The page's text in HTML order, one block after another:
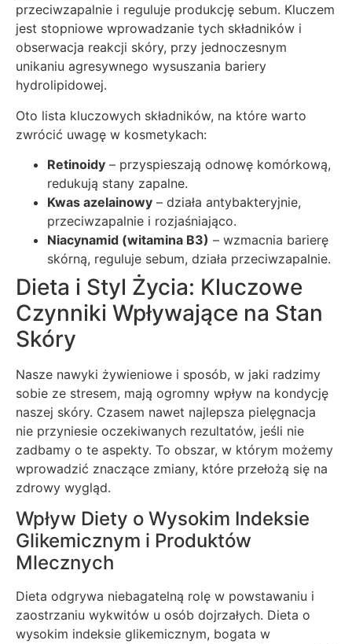
przeciwzapalnie i reguluje produkcję sebum. Kluczem
jest stopniowe wprowadzanie tych składników i
obserwacja reakcji skóry, przy jednoczesnym
unikaniu agresywnego wysuszania bariery
hydrolipidowej.
Oto lista kluczowych składników, na które warto
zwrócić uwagę w kosmetykach:
Retinoidy – przyspieszają odnowę komórkową,
redukują stany zapalne.
Kwas azelainowy – działa antybakteryjnie,
przeciwzapalnie i rozjaśniająco.
Niacynamid (witamina B3) – wzmacnia barierę
skórną, reguluje sebum, działa przeciwzapalnie.
Dieta i Styl Życia: Kluczowe
Czynniki Wpływające na Stan
Skóry
Nasze nawyki żywieniowe i sposób, w jaki radzimy
sobie ze stresem, mają ogromny wpływ na kondycję
naszej skóry. Czasem nawet najlepsza pielęgnacja
nie przyniesie oczekiwanych rezultatów, jeśli nie
zadbamy o te aspekty. To obszar, w którym możemy
wprowadzić znaczące zmiany, które przełożą się na
zdrowy wygląd.
Wpływ Diety o Wysokim Indeksie
Glikemicznym i Produktów
Mlecznych
Dieta odgrywa niebagatelną rolę w powstawaniu i
zaostrzaniu wykwitów u osób dojrzałych. Dieta o
wysokim indeksie glikemicznym, bogata w